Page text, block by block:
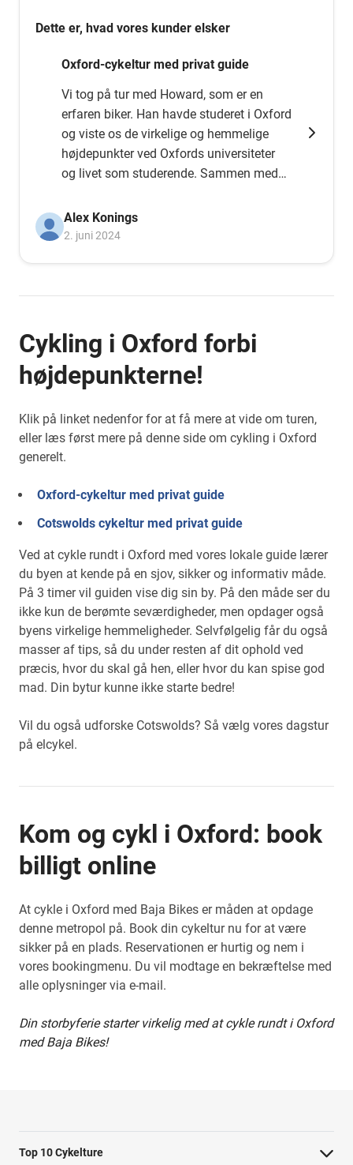
Dette er, hvad vores kunder elsker
Oxford-cykeltur med privat guide
Vi tog på tur med Howard, som er en
erfaren biker. Han havde studeret i Oxford
og viste os de virkelige og hemmelige
højdepunkter ved Oxfords universiteter
og livet som studerende. Sammen med
det denne tur til en vidunderlig oplevelse.
Alex Konings
2. juni 2024
Cykling i Oxford forbi
højdepunkterne!
Klik på linket nedenfor for at få mere at vide om turen,
eller læs først mere på denne side om cykling i Oxford
generelt.
Oxford-cykeltur med privat guide
Cotswolds cykeltur med privat guide
Ved at cykle rundt i Oxford med vores lokale guide lærer
du byen at kende på en sjov, sikker og informativ måde.
På 3 timer vil guiden vise dig sin by. På den måde ser du
ikke kun de berømte seværdigheder, men opdager også
byens virkelige hemmeligheder. Selvfølgelig får du også
masser af tips, så du under resten af dit ophold ved
præcis, hvor du skal gå hen, eller hvor du kan spise god
mad. Din bytur kunne ikke starte bedre!
Vil du også udforske Cotswolds? Så vælg vores dagstur
på elcykel.
Kom og cykl i Oxford: book
billigt online
At cykle i Oxford med Baja Bikes er måden at opdage
denne metropol på. Book din cykeltur nu for at være
sikker på en plads. Reservationen er hurtig og nem i
vores bookingmenu. Du vil modtage en bekræftelse med
alle oplysninger via e-mail.
Din storbyferie starter virkelig med at cykle rundt i Oxford
med Baja Bikes!
Top 10 Cykelture